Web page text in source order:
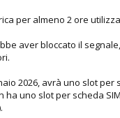
per almeno 2 ore
aver bloccato il
2026, avrà uno slot per
uno slot per scheda